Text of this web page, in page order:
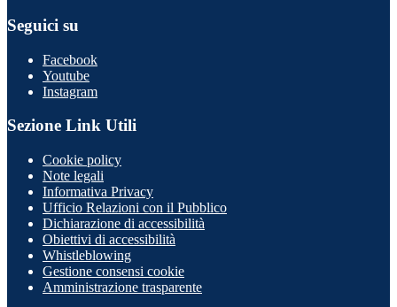
Seguici su
Facebook
Youtube
Instagram
Sezione Link Utili
Cookie policy
Note legali
Informativa Privacy
Ufficio Relazioni con il Pubblico
Dichiarazione di accessibilità
Obiettivi di accessibilità
Whistleblowing
Gestione consensi cookie
Amministrazione trasparente